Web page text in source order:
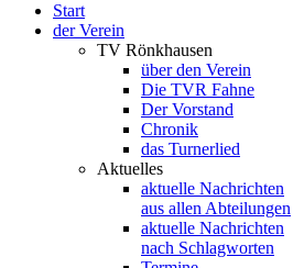
Start
der Verein
TV Rönkhausen
über den Verein
Die TVR Fahne
Der Vorstand
Chronik
das Turnerlied
Aktuelles
aktuelle Nachrichten
aus allen Abteilungen
aktuelle Nachrichten
nach Schlagworten